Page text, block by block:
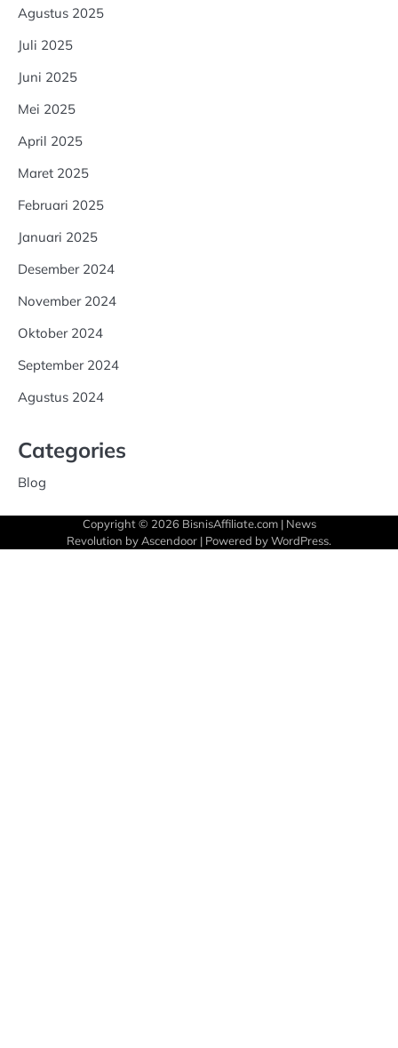
Agustus 2025
Juli 2025
Juni 2025
Mei 2025
April 2025
Maret 2025
Februari 2025
Januari 2025
Desember 2024
November 2024
Oktober 2024
September 2024
Agustus 2024
Categories
Blog
Copyright © 2026 BisnisAffiliate.com| News
Revolution by Ascendoor | Powered byWordPress.